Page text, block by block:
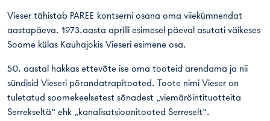
Vieser tähistab PAREE kontserni osana oma viiekümnendat
aastapäeva. 1973.aasta aprilli esimesel päeval asutati väikeses
Soome külas Kauhajokis Vieseri esimene osa.
50. aastal hakkas ettevõte ise oma tooteid arendama ja nii
sündisid Vieseri põrandatrapitooted. Toote nimi Vieser on
tuletatud soomekeelsetest sõnadest „viemäröintituotteita
Serrekseltä“ ehk „kanalisatsioonitooted Serreselt“.